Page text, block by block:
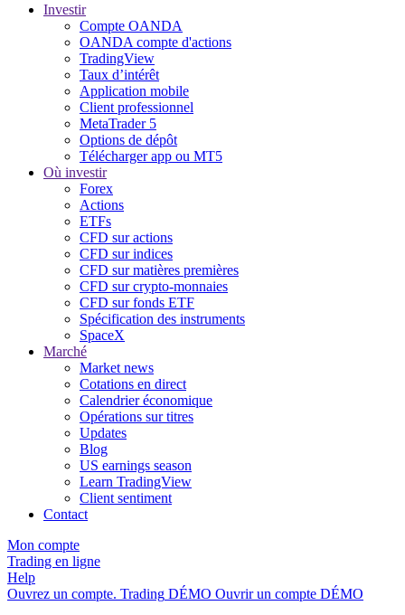
Investir
Compte OANDA
OANDA compte d'actions
TradingView
Taux d’intérêt
Application mobile
Client professionnel
MetaTrader 5
Options de dépôt
Télécharger app ou MT5
Où investir
Forex
Actions
ETFs
CFD sur actions
CFD sur indices
CFD sur matières premières
CFD sur crypto-monnaies
CFD sur fonds ETF
Spécification des instruments
SpaceX
Marché
Market news
Cotations en direct
Calendrier économique
Opérations sur titres
Updates
Blog
US earnings season
Learn TradingView
Client sentiment
Contact
Mon compte
Trading en ligne
Help
Ouvrez un compte. Trading DÉMO Ouvrir un compte DÉMO